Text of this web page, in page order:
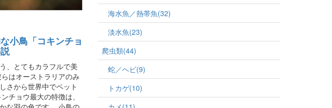
小鳥「コキンチョ
、とてもカラフルで美
はオーストラリアのみ
さから世界中でペット
チョウ最大の特徴は、
海水魚／熱帯魚(32)
淡水魚(23)
爬虫類(44)
蛇／ヘビ(9)
トカゲ(10)